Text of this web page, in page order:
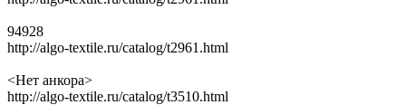
94928
http://algo-textile.ru/catalog/t2961.html
<Нет анкора>
http://algo-textile.ru/catalog/t3510.html